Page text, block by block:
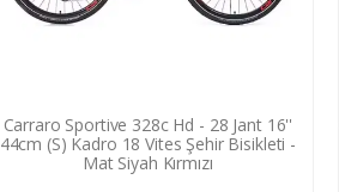
Carraro Sportive 328c Hd - 28 Jant 16''
44cm (S) Kadro 18 Vites Şehir Bisikleti -
Mat Siyah Kırmızı